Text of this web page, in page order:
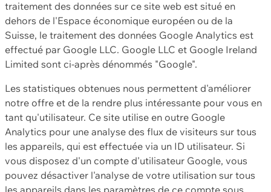
traitement des données sur ce site web est situé en
dehors de l'Espace économique européen ou de la
Suisse, le traitement des données Google Analytics est
effectué par Google LLC. Google LLC et Google Ireland
Limited sont ci-après dénommés "Google".
Les statistiques obtenues nous permettent d'améliorer
notre offre et de la rendre plus intéressante pour vous en
tant qu'utilisateur. Ce site utilise en outre Google
Analytics pour une analyse des flux de visiteurs sur tous
les appareils, qui est effectuée via un ID utilisateur. Si
vous disposez d'un compte d'utilisateur Google, vous
pouvez désactiver l'analyse de votre utilisation sur tous